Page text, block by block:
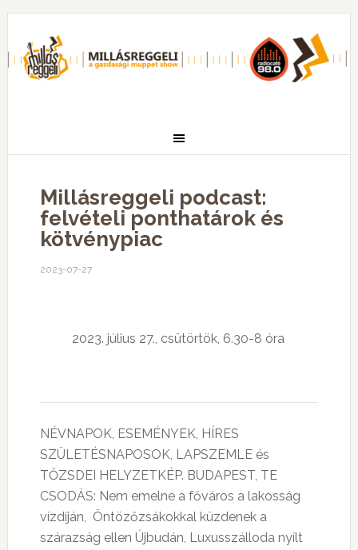
Millásreggeli podcast:
felvételi ponthatárok és
kötvénypiac
2023-07-27
2023. július 27., csütörtök, 6.30-8 óra
NÉVNAPOK, ESEMÉNYEK, HÍRES
SZÜLETÉSNAPOSOK, LAPSZEMLE és
TŐZSDEI HELYZETKÉP. BUDAPEST, TE
CSODÁS: Nem emelne a főváros a lakosság
vízdíján, Öntözőzsákokkal küzdenek a
szárazság ellen Újbudán, Luxusszálloda nyílt